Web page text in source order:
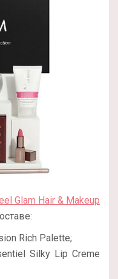
Glam Hair & Makeup
Rich Palette;
Silky Lip Creme